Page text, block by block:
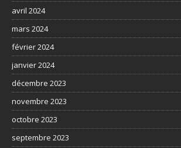
avril 2024
mars 2024
février 2024
janvier 2024
décembre 2023
novembre 2023
octobre 2023
septembre 2023